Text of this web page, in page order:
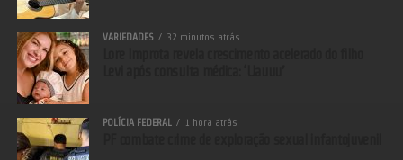
VARIEDADES 32 minutos atrás
POLÍCIA FEDERAL 1 hora atrás